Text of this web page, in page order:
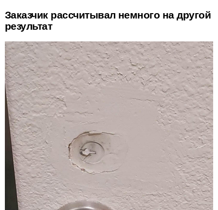
Заказчик рассчитывал немного на другой
результат